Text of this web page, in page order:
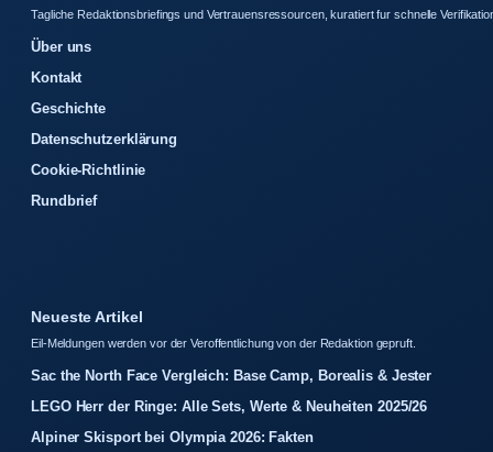
Tagliche Redaktionsbriefings und Vertrauensressourcen, kuratiert fur schnelle
Über uns
Kontakt
Geschichte
Datenschutzerklärung
Cookie-Richtlinie
Rundbrief
Neueste Artikel
Eil-Meldungen werden vor der Veroffentlichung von der Redaktion gepruft.
Sac the North Face Vergleich: Base Camp, Borealis & Jester
LEGO Herr der Ringe: Alle Sets, Werte & Neuheiten 2025/26
Alpiner Skisport bei Olympia 2026: Fakten